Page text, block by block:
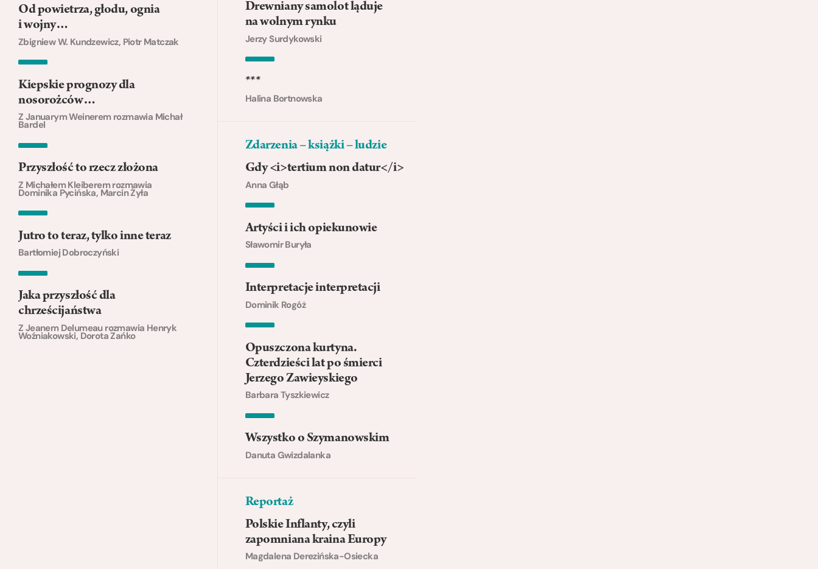
Od powietrza, głodu, ognia
i wojny…
Zbigniew W. Kundzewicz, Piotr Matczak
Kiepskie prognozy dla
nosorożców…
Z Januarym Weinerem rozmawia Michał
Bardel
Przyszłość to rzecz złożona
Z Michałem Kleiberem rozmawia
Dominika Pycińska, Marcin Żyła
Jutro to teraz, tylko inne teraz
Bartłomiej Dobroczyński
Jaka przyszłość dla
chrześcijaństwa
Z Jeanem Delumeau rozmawia Henryk
Woźniakowski, Dorota Zańko
Drewniany samolot ląduje
na wolnym rynku
Jerzy Surdykowski
***
Halina Bortnowska
Zdarzenia – książki – ludzie
Gdy <i>tertium non datur</i>
Anna Głąb
Artyści i ich opiekunowie
Sławomir Buryła
Interpretacje interpretacji
Dominik Rogóż
Opuszczona kurtyna.
Czterdzieści lat po śmierci
Jerzego Zawieyskiego
Barbara Tyszkiewicz
Wszystko o Szymanowskim
Danuta Gwizdalanka
Reportaż
Polskie Inflanty, czyli
zapomniana kraina Europy
Magdalena Derezińska-Osiecka